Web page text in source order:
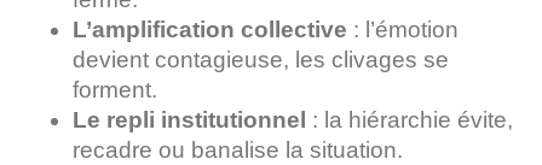
L’amplification collective : l’émotion
devient contagieuse, les clivages se
forment.
Le repli institutionnel : la hiérarchie évite,
recadre ou banalise la situation.